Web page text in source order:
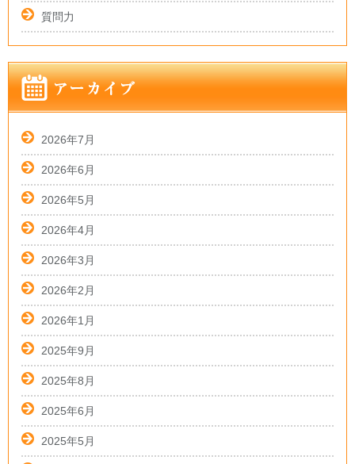
質問力
2026年7月
2026年6月
2026年5月
2026年4月
2026年3月
2026年2月
2026年1月
2025年9月
2025年8月
2025年6月
2025年5月